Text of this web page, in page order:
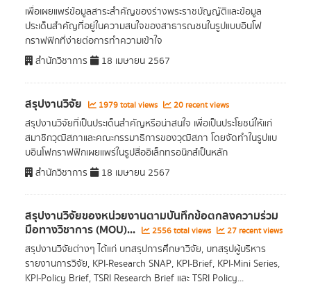
เพื่อเผยแพร่ข้อมูลสาระสำคัญของร่างพระราชบัญญัติและข้อมูล
ประเด็นสำคัญที่อยู่ในความสนใจของสาธารณชนในรูปแบบอินโฟ
กราฟฟิกที่ง่ายต่อการทำความเข้าใจ
สำนักวิชาการ
18 เมษายน 2567
สรุปงานวิจัย 1979 total views 20 recent views
สรุปงานวิจัยที่เป็นประเด็นสำคัญหรือน่าสนใจ เพื่อเป็นประโยชน์ให้แก่
สมาชิกวุฒิสภาและคณะกรรมาธิการของวุฒิสภา โดยจัดทำในรูปแบ
บอินโฟกราฟฟิกเผยแพร่ในรูปสื่ออิเล็กทรอนิกส์เป็นหลัก
สำนักวิชาการ
18 เมษายน 2567
สรุปงานวิจัยของหน่วยงานตามบันทึกข้อตกลงความร่วม
มือทางวิชาการ (MOU)... 2556 total views 27 recent views
สรุปงานวิจัยต่างๆ ได้แก่ บทสรุปการศึกษาวิจัย, บทสรุปผู้บริหาร
รายงานการวิจัย, KPI-Research SNAP, KPI-Brief, KPI-Mini Series,
KPI-Policy Brief, TSRI Research Brief และ TSRI Policy...